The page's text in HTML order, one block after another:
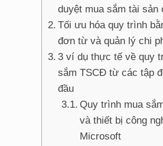
duyệt mua sắm tài sản
Tối ưu hóa quy trình
đơn từ và quản lý chi
3 ví dụ thực tế về quy
sắm TSCĐ từ các tập
đầu
Quy trình mua
và thiết bị công
Microsoft